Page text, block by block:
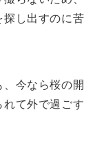
探し出すのに苦
今なら桜の開
て外で過ごす